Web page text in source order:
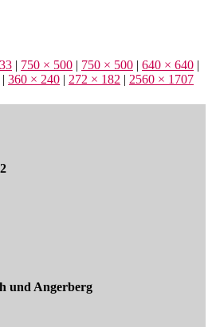
| 750 × 500 | 750 × 500 | 640 × 640 |
| 360 × 240 | 272 × 182 | 2560 × 1707
und Angerberg